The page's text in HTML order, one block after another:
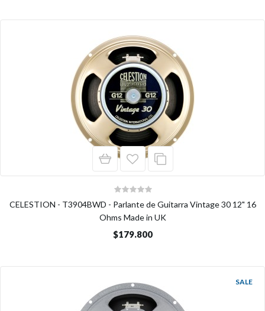
CELESTION - T3904BWD - Parlante de Guitarra Vintage 30 12" 16
Ohms Made in UK
$179.800
SALE